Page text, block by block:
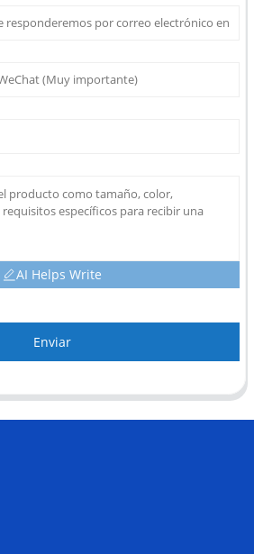
AI Helps Write
Enviar